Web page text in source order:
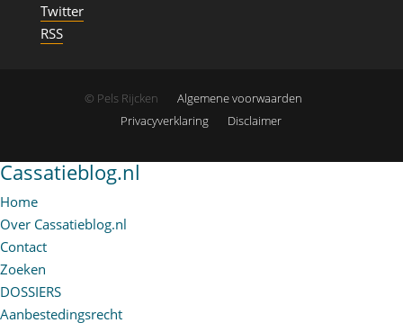
Twitter
RSS
© Pels Rijcken
Algemene voorwaarden
Privacyverklaring
Disclaimer
Cassatieblog.nl
Home
Over Cassatieblog.nl
Contact
Zoeken
DOSSIERS
Aanbestedingsrecht